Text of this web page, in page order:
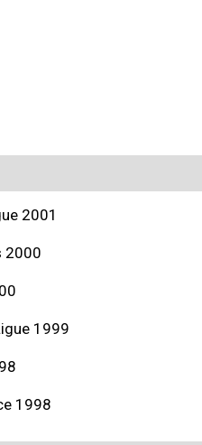
2001
2000
1999
1998